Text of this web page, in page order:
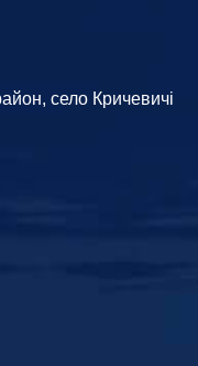
село Кричевичі